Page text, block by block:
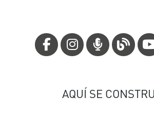
AQUÍ SE